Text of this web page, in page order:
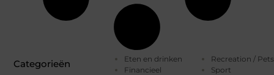
Categorieën
Eten en drinken
Financieel
Recreation / Pets
Sport